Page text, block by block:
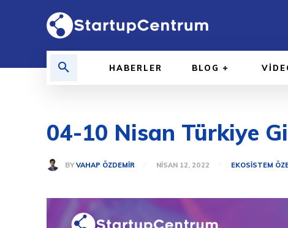
HABERLER BLOG
04-10 Nisan Türkiye
BY VAHAP ÖZDEMIR NISAN 12, 2022 EKOSISTEM